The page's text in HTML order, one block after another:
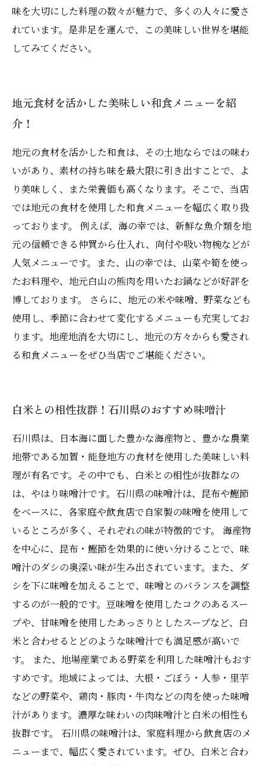
味を大切にした料理の数々が魅力で、多くの人々に愛さ
れています。是非足を運んで、この美味しい世界を堪能
してみてください。
地元食材を活かした美味しい和食メニューを紹
介！
地元の食材を活かした和食は、その土地ならではの味わ
いがあり、素材の持ち味を最大限に引き出すことで、よ
り美味しく、また栄養価も高くなります。そこで、当店
では地元の食材を使用した和食メニューを幅広く取り扱
っております。 例えば、海の幸では、新鮮な魚介類を地
元の信頼できる仲買から仕入れ、向付や吸い物椀などが
人気メニューです。また、山の幸では、山菜や筍を使っ
たお料理や、地元白山の熊肉を用いたお鍋などが好評を
博しております。 さらに、地元の米や味噌、野菜なども
使用し、季節に合わせて変化するメニューも充実してお
ります。地産地消を大切にし、地元の方々からも愛され
る和食メニューをぜひ当店でご堪能ください。
白米との相性抜群！石川県のおすすめ味噌汁
石川県は、日本海に面した豊かな海産物と、豊かな農業
地帯である加賀・能登地方の食材を使用した美味しい料
理が有名です。その中でも、白米との相性が抜群なの
は、やはり味噌汁です。石川県の味噌汁は、昆布や鰹節
をベースに、各家庭や飲食店で自家製の味噌を使用して
いるところが多く、それぞれの味が特徴的です。 海産物
を中心に、昆布・鰹節を効果的に使い分けることで、味
噌汁のダシの奥深い味が生み出されています。また、ダ
シを下に味噌を加えることで、味噌とのバランスを調整
するのが一般的です。豆味噌を使用したコクのあるスー
プや、甘味噌を使用したあっさりとしたスープなど、白
米と合わせるとどのような味噌汁でも満足感が高いで
す。 また、地場産業である野菜を利用した味噌汁もおす
すめです。地域によっては、大根・ごぼう・人参・里芋
などの野菜や、鶏肉・豚肉・牛肉などの肉を使った味噌
汁があります。濃厚な味わいの肉味噌汁と白米の相性も
抜群です。 石川県の味噌汁は、家庭料理から飲食店のメ
ニューまで、幅広く愛されています。ぜひ、白米と合わ